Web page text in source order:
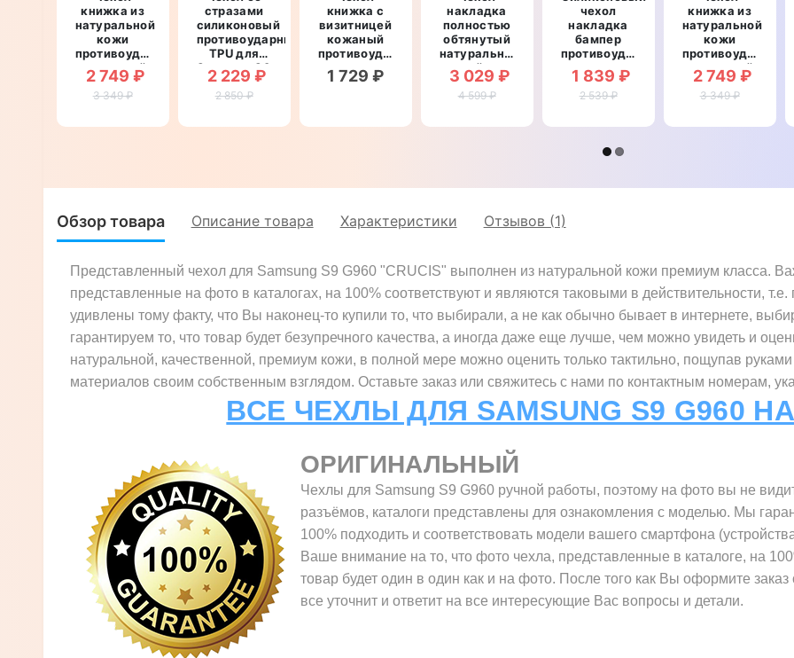
книжка из
натуральной
кожи
противоударный
магнитный
для
Samsung S9
"TOROS"
2 749 ₽
3 349 ₽
стразами
силиконовый
противоударный
TPU для
Samsung S9
G960
"SWAROV
2 229 ₽
2 850 ₽
книжка с
визитницей
кожаный
противоударный
для
Samsung S9
1 729 ₽
накладка
полностью
обтянутый
натуральной
кожей для
Samsung S9
G960
BULL"
3 029 ₽
4 599 ₽
чехол
накладка
бампер
противоударный
со
вставкой из
натуральной
Samsung S9
"GENUINE
1 839 ₽
2 539 ₽
книжка из
натуральной
кожи
противоударный
магнитный
для
Samsung S9
"LEATHER
2 749 ₽
3 349 ₽
Обзор товара Описание товара Характеристики Отзывов (1)
Представленный чехол для Samsung S9 G960 "CRUCIS" выполнен из натуральной кожи премиум класса.
представленные на фото в каталогах, на 100% соответствуют и являются таковыми в действительности,
удивлены тому факту, что Вы наконец-то купили то, что выбирали, а не как обычно бывает в интернете,
гарантируем то, что товар будет безупречного качества, а иногда даже еще лучше, чем можно увидеть и
натуральной, качественной, премиум кожи, в полной мере можно оценить только тактильно, пощупав
материалов своим собственным взглядом. Оставьте заказ или свяжитесь с нами по контактным номерам,
ВСЕ ЧЕХЛЫ ДЛЯ SAMSUNG S9 G960
ОРИГИНАЛЬНЫЙ
Чехлы для Samsung S9 G960 ручной работы, поэтому на фото вы не
разъёмов, каталоги представлены для ознакомления с моделью. Мы
100% подходить и соответствовать модели вашего смартфона
Ваше внимание на то, что фото чехла, представленные в каталоге, на
товар будет один в один как и на фото. После того как Вы оформите
все уточнит и ответит на все интересующие Вас вопросы и детали.